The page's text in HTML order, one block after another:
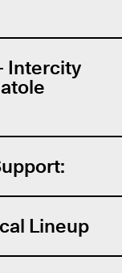
Intercity
Lineup